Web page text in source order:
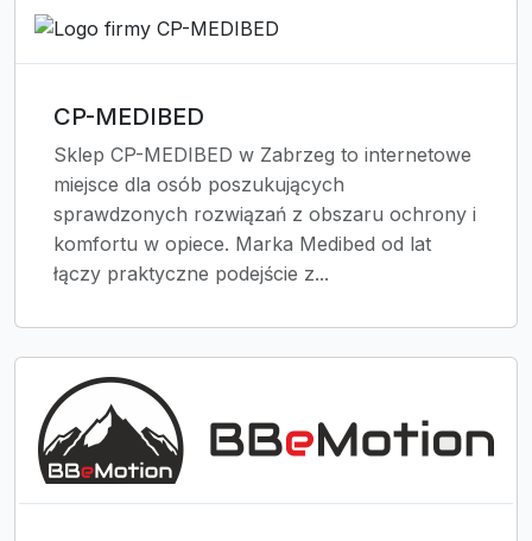
CP-MEDIBED
Sklep CP-MEDIBED w Zabrzeg to internetowe
miejsce dla osób poszukujących
sprawdzonych rozwiązań z obszaru ochrony i
komfortu w opiece. Marka Medibed od lat
łączy praktyczne podejście z...